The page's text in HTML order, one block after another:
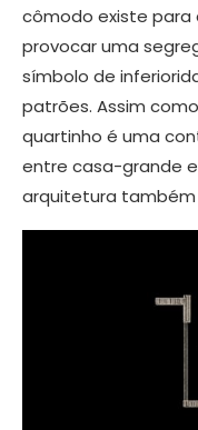
cômodo existe para
provocar uma
símbolo de
patrões. Assim
quartinho é uma
entre casa-grande
arquitetura também